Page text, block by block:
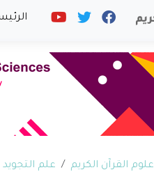
علوم القرآن الكريم علم التجويد